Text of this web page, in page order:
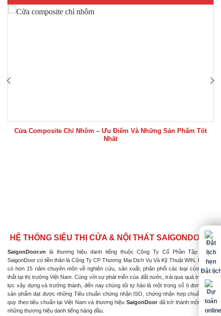
Cửa Composite Chỉ Nhôm – Ưu Điểm Và Những Sản Phẩm Tốt
Nhất
HỆ THỐNG SIÊU THỊ CỬA & NỘI THẤT SAIGONDOOR
SaigonDoor.vn là thương hiệu danh tiếng thuộc Công Ty Cổ Phần Tập Đoàn
SaigonDoor có tiền thân là Công Ty CP Thương Mại Dịch Vụ Và Kỹ Thuật WIN, Đơn vị
có hơn 15 năm chuyên môn về nghiên cứu, sản xuất, phân phối các loại cửa & nội
thất tại thị trường Việt Nam. Cùng với sự phát triển của đất nước, trải qua quá trình nỗ
lực xây dựng và trưởng thành, đến nay chúng tôi tự hào là một trong số ít đơn vị có
sản phẩm đạt được những Tiêu chuẩn chứng nhận ISO, chứng nhận hợp chuẩn hợp
quy theo tiêu chuẩn tại Việt Nam và thương hiệu SaigonDoor đã trở thành một trong
những thương hiệu danh tiếng hàng đầu.
Đặt